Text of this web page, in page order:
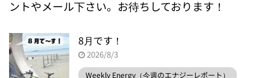
ントやメール下さい。お待ちしております！
8月です！
2026/8/3
Weekly Energy（今週のエナジーレポート）